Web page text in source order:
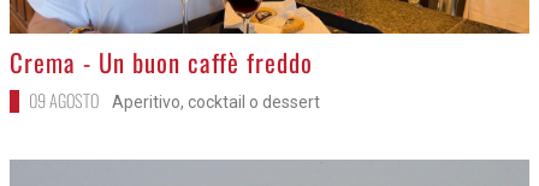
>
Crema - Un buon caffè freddo
09 AGOSTO Aperitivo, cocktail o dessert